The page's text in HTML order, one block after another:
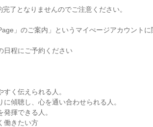
了となりませんのでご注意ください。
」のご案内」というマイぺージアカウントに
日程にご予約ください
く伝えられる人。
傾聴し、心を通い合わせられる人。
揮できる人。
働きたい方